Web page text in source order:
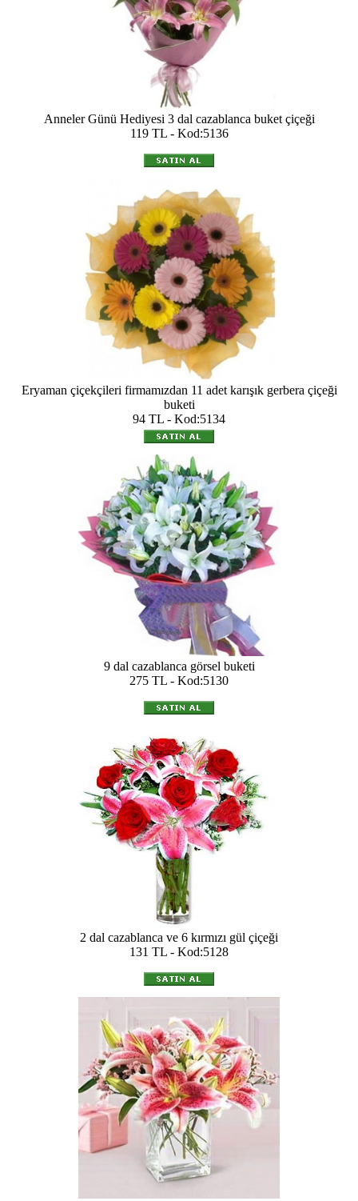
Anneler Günü Hediyesi 3 dal cazablanca buket çiçeği
119 TL - Kod:5136
Eryaman çiçekçileri firmamızdan 11 adet karışık gerbera çiçeği
buketi
94 TL - Kod:5134
9 dal cazablanca görsel buketi
275 TL - Kod:5130
2 dal cazablanca ve 6 kırmızı gül çiçeği
131 TL - Kod:5128